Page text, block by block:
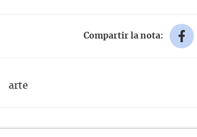
Compartir la nota:
arte